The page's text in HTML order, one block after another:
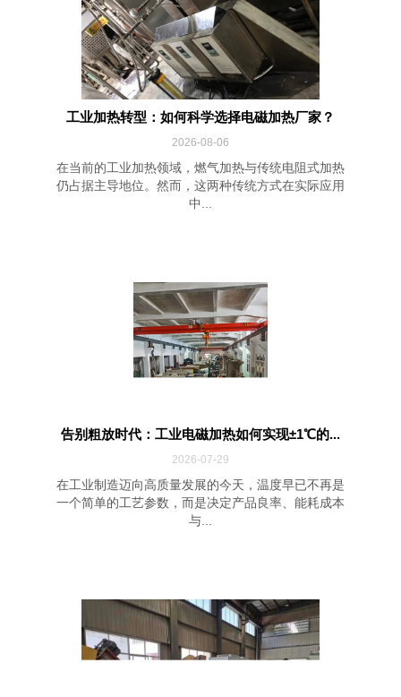
工业加热转型：如何科学选择电磁加热厂家？
2026-08-06
在当前的工业加热领域，燃气加热与传统电阻式加热
仍占据主导地位。然而，这两种传统方式在实际应用
中...
告别粗放时代：工业电磁加热如何实现±1℃的...
2026-07-29
在工业制造迈向高质量发展的今天，温度早已不再是
一个简单的工艺参数，而是决定产品良率、能耗成本
与...